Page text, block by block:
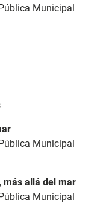
Municipal
Municipal
más allá del mar
Municipal